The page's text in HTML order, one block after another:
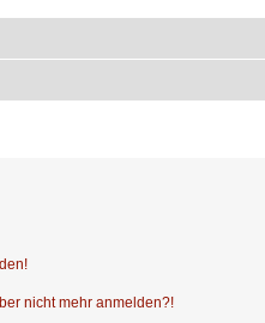
nicht mehr anmelden?!